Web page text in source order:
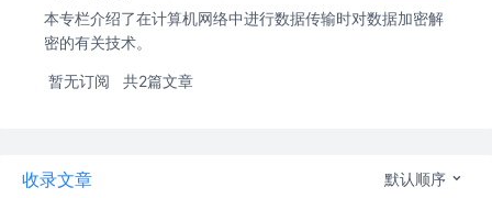
本专栏介绍了在计算机网络中进行数据传输时对数据加密解
密的有关技术。
暂无订阅 共2篇文章
收录文章 默认顺序